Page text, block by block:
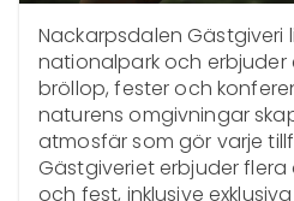
Nackarpsdalen Gästgiveri
nationalpark och erbjuder
bröllop, fester och
naturens omgivningar
atmosfär som gör varje
Gästgiveriet erbjuder
och fest, inklusive